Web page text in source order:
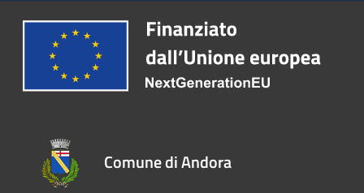
Comune di Andora